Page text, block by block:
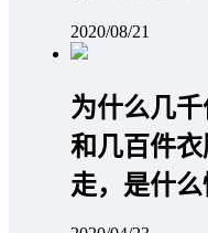
2020/08/21
为什么几
和几百件
走，是什么